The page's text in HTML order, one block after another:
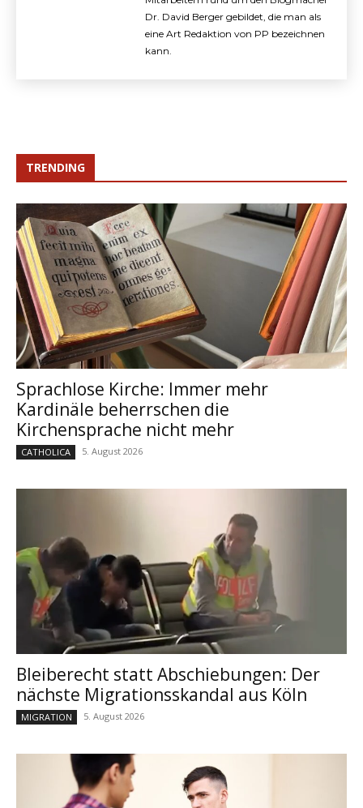
Dr. David Berger gebildet, die man als
eine Art Redaktion von PP bezeichnen
kann.
TRENDING
Sprachlose Kirche: Immer mehr
Kardinäle beherrschen die
Kirchensprache nicht mehr
CATHOLICA 5. August 2026
Bleiberecht statt Abschiebungen: Der
nächste Migrationsskandal aus Köln
MIGRATION 5. August 2026